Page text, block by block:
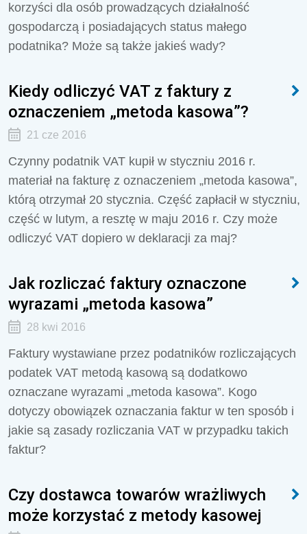
korzyści dla osób prowadzących działalność
gospodarczą i posiadających status małego
podatnika? Może są także jakieś wady?
Kiedy odliczyć VAT z faktury z
oznaczeniem „metoda kasowa”?
21 cze 2016
Czynny podatnik VAT kupił w styczniu 2016 r.
materiał na fakturę z oznaczeniem „metoda kasowa”,
którą otrzymał 20 stycznia. Część zapłacił w styczniu,
część w lutym, a resztę w maju 2016 r. Czy może
odliczyć VAT dopiero w deklaracji za maj?
Jak rozliczać faktury oznaczone
wyrazami „metoda kasowa”
28 kwi 2016
Faktury wystawiane przez podatników rozliczających
podatek VAT metodą kasową są dodatkowo
oznaczane wyrazami „metoda kasowa”. Kogo
dotyczy obowiązek oznaczania faktur w ten sposób i
jakie są zasady rozliczania VAT w przypadku takich
faktur?
Czy dostawca towarów wrażliwych
może korzystać z metody kasowej